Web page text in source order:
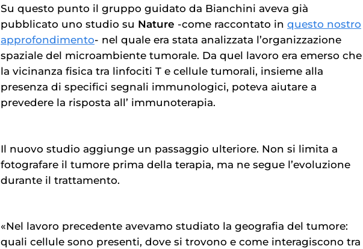
Su questo punto il gruppo guidato da Bianchini aveva già
pubblicato uno studio su Nature -come raccontato in questo nostro
approfondimento- nel quale era stata analizzata l’organizzazione
spaziale del microambiente tumorale. Da quel lavoro era emerso che
la vicinanza fisica tra linfociti T e cellule tumorali, insieme alla
presenza di specifici segnali immunologici, poteva aiutare a
prevedere la risposta all’ immunoterapia.
Il nuovo studio aggiunge un passaggio ulteriore. Non si limita a
fotografare il tumore prima della terapia, ma ne segue l’evoluzione
durante il trattamento.
«Nel lavoro precedente avevamo studiato la geografia del tumore:
quali cellule sono presenti, dove si trovono e come interagiscono tra